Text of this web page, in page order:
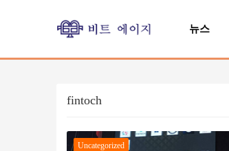
뉴스
fintoch
Uncategorized